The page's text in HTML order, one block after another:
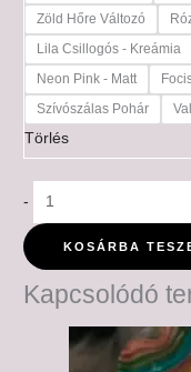
Zöld Hőre Változó
Lila Csillogós - Kreámia
Neon Pink - Matt
Szívószálas Pohár
Törlés
-
KOSÁRBA
Kapcsolódó